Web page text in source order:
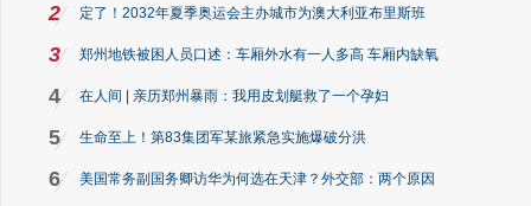
2 定了！2032年夏季奥运会主办城市为澳大利亚布里斯班
3 郑州地铁被困人员口述：车厢外水有一人多高 车厢内缺氧
4 在人间 | 亲历郑州暴雨：我用皮划艇救了一个孕妇
5 生命至上！第83集团军某旅紧急实施爆破分洪
6 美国常务副国务卿访华为何选在天津？外交部：两个原因